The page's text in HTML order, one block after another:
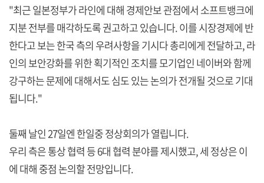
"최근 일본정부가 라인에 대해 경제안보 관점에서 소프트뱅크에
지분 전부를 매각하도록 권고하고 있습니다. 이를 시장경제에 반
한다고 보는 한국 측의 우려사항을 기시다 총리에게 전달하고, 라
인의 보안강화를 위한 획기적인 조치를 모기업인 네이버와 함께
강구하는 문제에 대해서도 심도 있는 논의가 전개될 것으로 기대
됩니다."
둘째 날인 27일엔 한일중 정상회의가 열립니다.
우리 측은 통상 협력 등 6대 협력 분야를 제시했고, 세 정상은 이
에 대해 중점 논의할 전망입니다.